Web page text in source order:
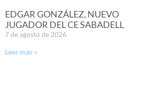
EDGAR GONZÁLEZ, NUEVO
JUGADOR DEL CE SABADELL
7 de agosto de 2026
Leer más »